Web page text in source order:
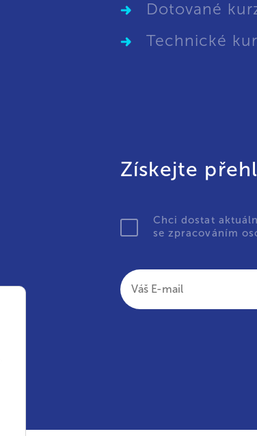
Dotované
Technické
Získejte
Chci dostat
se zpracováním